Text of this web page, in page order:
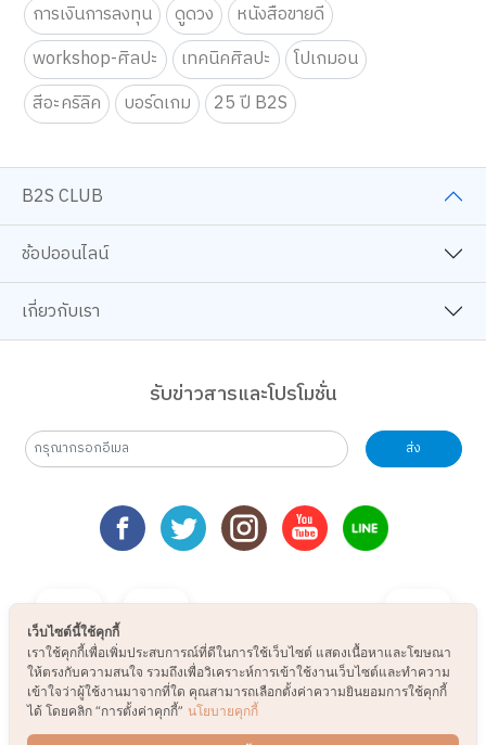
การเงินการลงทุน
ดูดวง
หนังสือขายดี
workshop-ศิลปะ
เทคนิคศิลปะ
โปเกมอน
สีอะคริลิค
บอร์ดเกม 25 ปี B2S
B2S CLUB
ช้อปออนไลน์
เกี่ยวกับเรา
รับข่าวสารและโปรโมชั่น
ส่ง
เว็บไซต์นี้ใช้คุกกี้
เราใช้คุกกี้เพื่อเพิ่มประสบการณ์ที่ดีในการใช้เว็บไซต์ แสดงเนื้อหาและโฆษณา
ให้ตรงกับความสนใจ รวมถึงเพื่อวิเคราะห์การเข้าใช้งานเว็บไซต์และทำความ
เข้าใจว่าผู้ใช้งานมาจากที่ใด คุณสามารถเลือกตั้งค่าความยินยอมการใช้คุกกี้
ได้ โดยคลิก “การตั้งค่าคุกกี้” นโยบายคุกกี้